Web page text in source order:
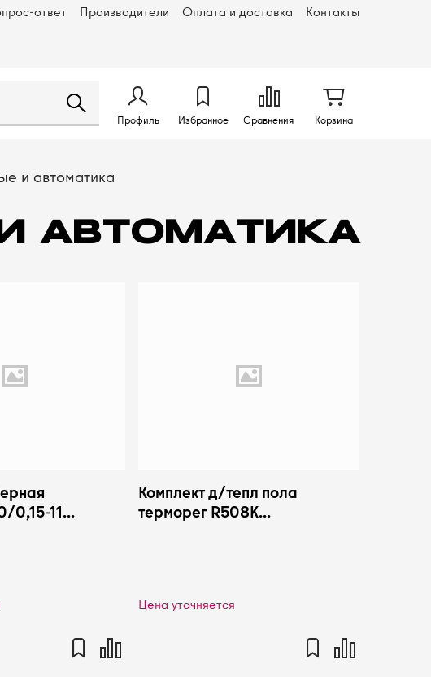
ответ Производители Оплата и доставка Контакты
Профиль Избранное Сравнения Корзина
и автоматика
АВТОМАТИКА
0,15-11
Комплект д/тепл пола
терморег R508K
Цена уточняется